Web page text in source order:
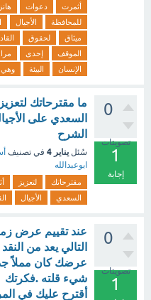
أثمرت دعوات هانز
للمحافظة
الأجيال
ميثاق
لحقوق
الموقف
إحدى
الإنسان
البيئة وهي
0
تصويتات
1
إجابة
ما مقترحاتك
السعدي على
الشرح
سُئل يناير 4 في تصنيف
ابوعبدالله
مقترحاتك لتعزيز
السعدي
الأجيال
0
تصويتات
1
عند تقييم عرض
التالي يعد من
عرضك كان مملاً
شيء قلته .فكرتك
أقترح عليك في